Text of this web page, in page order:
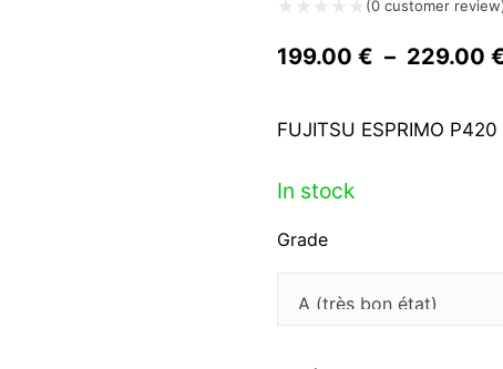
0
5
(0 customer
199.00 € – 229.00
FUJITSU ESPRIMO
In stock
Grade